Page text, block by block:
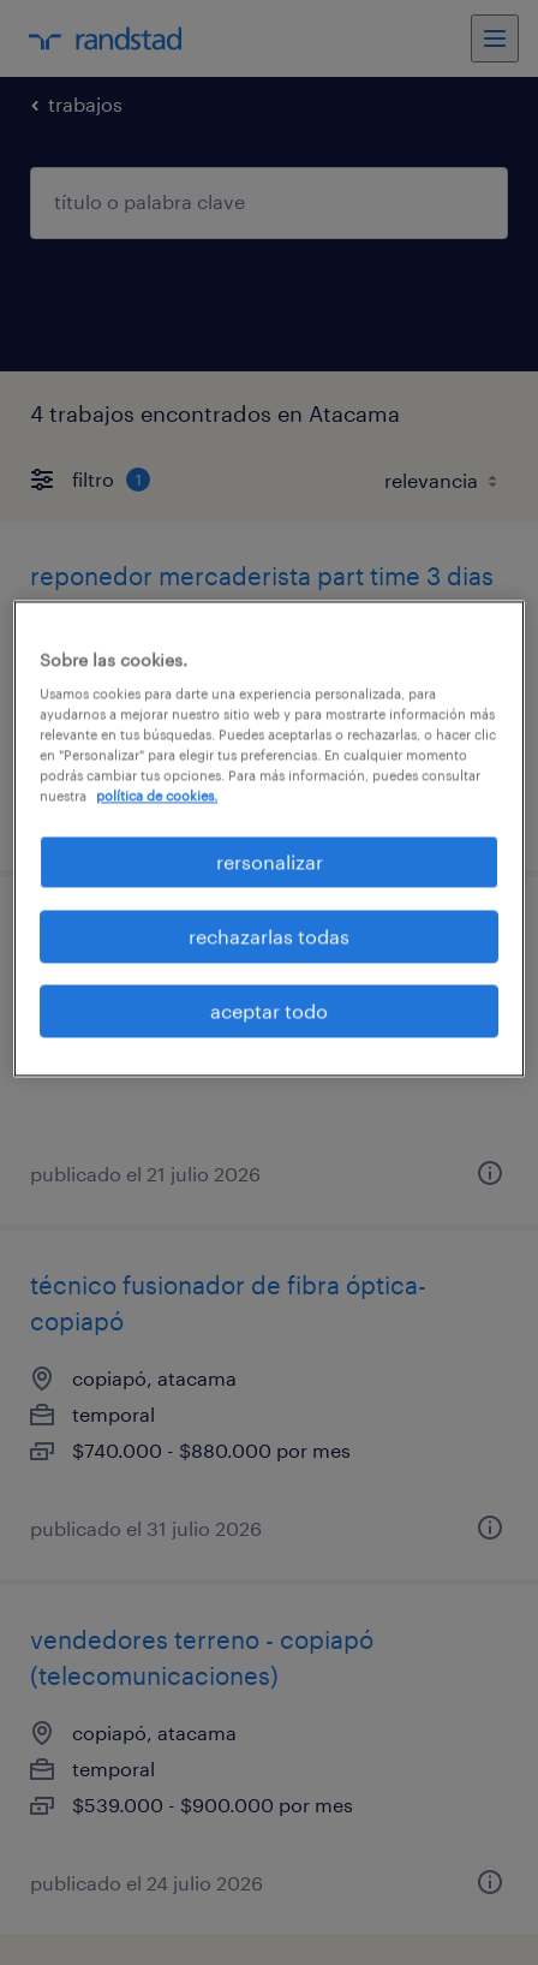
trabajos
4 trabajos encontrados en Atacama
filtro 1
reponedor mercaderista part time 3 dias
tiempo completo
$300.000 - $340.000 por mes
técnico fusión fibra óptica- copiapó
copiapó, atacama
publicado el 21 julio 2026
técnico fusionador de fibra óptica-
copiapó
copiapó, atacama
temporal
$740.000 - $880.000 por mes
publicado el 31 julio 2026
vendedores terreno - copiapó
(telecomunicaciones)
copiapó, atacama
temporal
$539.000 - $900.000 por mes
publicado el 24 julio 2026
Sobre las cookies.
Usamos cookies para darte una experiencia personalizada, para
ayudarnos a mejorar nuestro sitio web y para mostrarte información más
relevante en tus búsquedas. Puedes aceptarlas o rechazarlas, o hacer clic
en "Personalizar" para elegir tus preferencias. En cualquier momento
podrás cambiar tus opciones. Para más información, puedes consultar
nuestra
política de cookies.
rersonalizar
rechazarlas todas
aceptar todo